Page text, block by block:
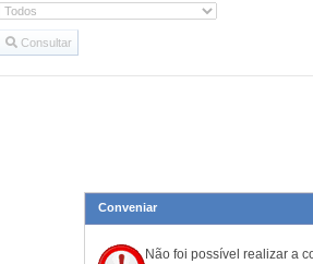
Consultar
Consultar
Conveniar
Não foi possível realizar a